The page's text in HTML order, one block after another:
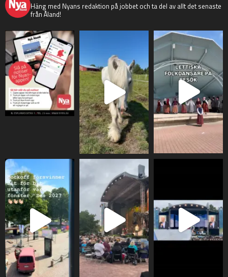
Häng med Nyans redaktion på jobbet och ta del av allt det senaste
från Åland!